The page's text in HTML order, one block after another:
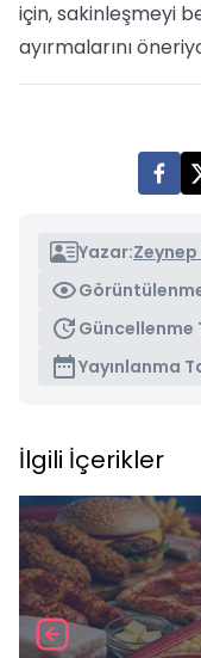
için, sakinleşmeyi
ayırmalarını
Yazar:Zeynep
Güncellenme
Yayınlanma
İlgili İçerikler